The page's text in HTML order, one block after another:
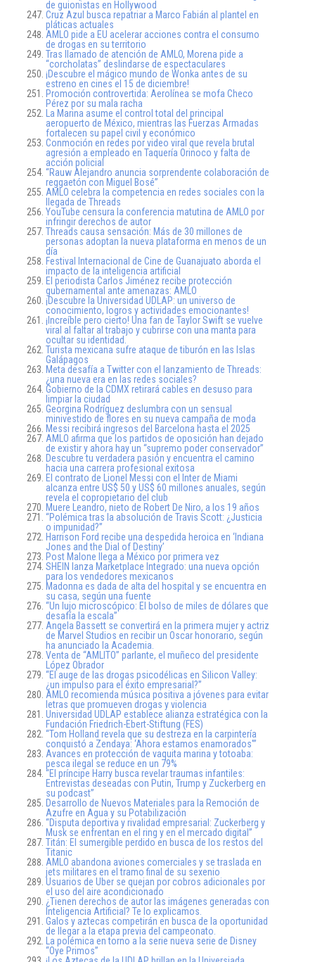
de guionistas en Hollywood
Cruz Azul busca repatriar a Marco Fabián al plantel en
pláticas actuales
AMLO pide a EU acelerar acciones contra el consumo
de drogas en su territorio
Tras llamado de atención de AMLO, Morena pide a
“corcholatas” deslindarse de espectaculares
¡Descubre el mágico mundo de Wonka antes de su
estreno en cines el 15 de diciembre!
Promoción controvertida: Aerolínea se mofa Checo
Pérez por su mala racha
La Marina asume el control total del principal
aeropuerto de México, mientras las Fuerzas Armadas
fortalecen su papel civil y económico
Conmoción en redes por video viral que revela brutal
agresión a empleado en Taquería Orinoco y falta de
acción policial
“Rauw Alejandro anuncia sorprendente colaboración de
reggaetón con Miguel Bosé”
AMLO celebra la competencia en redes sociales con la
llegada de Threads
YouTube censura la conferencia matutina de AMLO por
infringir derechos de autor
Threads causa sensación: Más de 30 millones de
personas adoptan la nueva plataforma en menos de un
día
Festival Internacional de Cine de Guanajuato aborda el
impacto de la inteligencia artificial
El periodista Carlos Jiménez recibe protección
gubernamental ante amenazas: AMLO
¡Descubre la Universidad UDLAP: un universo de
conocimiento, logros y actividades emocionantes!
¡Increíble pero cierto! Una fan de Taylor Swift se vuelve
viral al faltar al trabajo y cubrirse con una manta para
ocultar su identidad.
Turista mexicana sufre ataque de tiburón en las Islas
Galápagos
Meta desafía a Twitter con el lanzamiento de Threads:
¿una nueva era en las redes sociales?
Gobierno de la CDMX retirará cables en desuso para
limpiar la ciudad
Georgina Rodríguez deslumbra con un sensual
minivestido de flores en su nueva campaña de moda
Messi recibirá ingresos del Barcelona hasta el 2025
AMLO afirma que los partidos de oposición han dejado
de existir y ahora hay un “supremo poder conservador”
Descubre tu verdadera pasión y encuentra el camino
hacia una carrera profesional exitosa
El contrato de Lionel Messi con el Inter de Miami
alcanza entre US$ 50 y US$ 60 millones anuales, según
revela el copropietario del club
Muere Leandro, nieto de Robert De Niro, a los 19 años
“Polémica tras la absolución de Travis Scott: ¿Justicia
o impunidad?”
Harrison Ford recibe una despedida heroica en ‘Indiana
Jones and the Dial of Destiny’
Post Malone llega a México por primera vez
SHEIN lanza Marketplace Integrado: una nueva opción
para los vendedores mexicanos
Madonna es dada de alta del hospital y se encuentra en
su casa, según una fuente
“Un lujo microscópico: El bolso de miles de dólares que
desafía la escala”
Angela Bassett se convertirá en la primera mujer y actriz
de Marvel Studios en recibir un Oscar honorario, según
ha anunciado la Academia.
Venta de “AMLITO” parlante, el muñeco del presidente
López Obrador
“El auge de las drogas psicodélicas en Silicon Valley:
¿un impulso para el éxito empresarial?”
AMLO recomienda música positiva a jóvenes para evitar
letras que promueven drogas y violencia
Universidad UDLAP establece alianza estratégica con la
Fundación Friedrich-Ebert-Stiftung (FES)
“Tom Holland revela que su destreza en la carpintería
conquistó a Zendaya: ‘Ahora estamos enamorados'”
Avances en protección de vaquita marina y totoaba:
pesca ilegal se reduce en un 79%
“El príncipe Harry busca revelar traumas infantiles:
Entrevistas deseadas con Putin, Trump y Zuckerberg en
su podcast”
Desarrollo de Nuevos Materiales para la Remoción de
Azufre en Agua y su Potabilización
“Disputa deportiva y rivalidad empresarial: Zuckerberg y
Musk se enfrentan en el ring y en el mercado digital”
Titán: El sumergible perdido en busca de los restos del
Titanic
AMLO abandona aviones comerciales y se traslada en
jets militares en el tramo final de su sexenio
Usuarios de Uber se quejan por cobros adicionales por
el uso del aire acondicionado
¿Tienen derechos de autor las imágenes generadas con
Inteligencia Artificial? Te lo explicamos.
Galos y aztecas competirán en busca de la oportunidad
de llegar a la etapa previa del campeonato.
La polémica en torno a la serie nueva serie de Disney
“Oye Primos”